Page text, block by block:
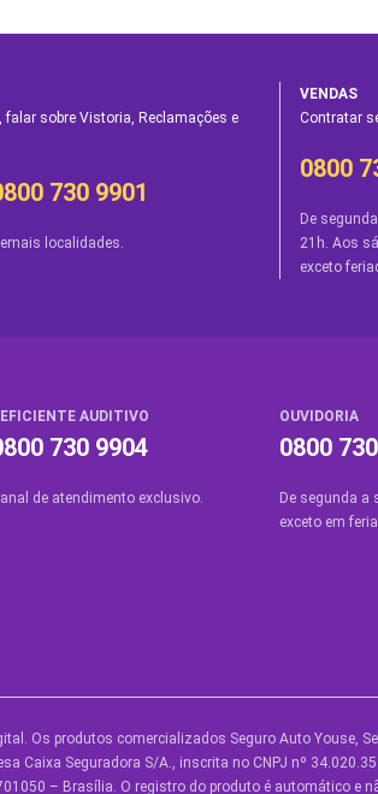
sobre Vistoria, Reclamações e
730 9901
localidades.
VENDAS
Contratar
0800
De
21h. Aos
exceto
AUDITIVO
730 9904
de atendimento exclusivo.
OUVIDORIA
0800
De segunda a
exceto em
SERVIÇOS
Friends
SOBRE A
Quem
Os produtos comercializados Seguro Auto Youse,
Caixa Seguradora S/A., inscrita no CNPJ nº
– Brasília. O registro do produto é automático e